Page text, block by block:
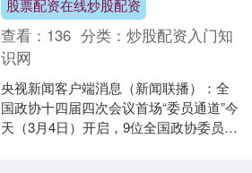
股票配资在线炒股配资
查看： 136 分类：炒股配资入门知
识网
央视新闻客户端消息（新闻联播）：全
国政协十四届四次会议首场“委员通道”今
天（3月4日）开启，9位全国政协委员走